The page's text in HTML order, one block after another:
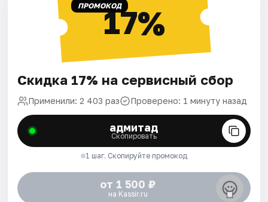
ПРОМОКОД17%
Скидка 17% на сервисный сбор
Применили: 2 403 раз Проверено: 1 минуту назад
адмитад
Скопировать
1 шаг. Скопируйте промокод
от 1 500 ₽
на Kassir.ru